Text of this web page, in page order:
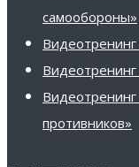
самообороны»
Видеотренинг
противников»